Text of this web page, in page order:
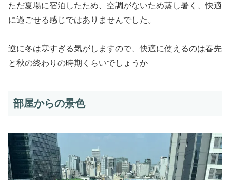
ただ夏場に宿泊したため、空調がないため蒸し暑く、快適
に過ごせる感じではありませんでした。
逆に冬は寒すぎる気がしますので、快適に使えるのは春先
と秋の終わりの時期くらいでしょうか
部屋からの景色